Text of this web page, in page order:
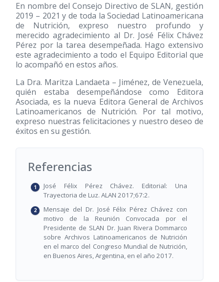
En nombre del Consejo Directivo de SLAN, gestión
2019 – 2021 y de toda la Sociedad Latinoamericana
de Nutrición, expreso nuestro profundo y
merecido agradecimiento al Dr. José Félix Chávez
Pérez por la tarea desempeñada. Hago extensivo
este agradecimiento a todo el Equipo Editorial que
lo acompañó en estos años.
La Dra. Maritza Landaeta – Jiménez, de Venezuela,
quién estaba desempeñándose como Editora
Asociada, es la nueva Editora General de Archivos
Latinoamericanos de Nutrición. Por tal motivo,
expreso nuestras felicitaciones y nuestro deseo de
éxitos en su gestión.
Referencias
José Félix Pérez Chávez. Editorial: Una
Trayectoria de Luz. ALAN 2017;67:2.
Mensaje del Dr. José Félix Pérez Chávez con
motivo de la Reunión Convocada por el
Presidente de SLAN Dr. Juan Rivera Dommarco
sobre Archivos Latinoamericanos de Nutrición
en el marco del Congreso Mundial de Nutrición,
en Buenos Aires, Argentina, en el año 2017.